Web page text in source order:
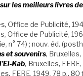
les meilleurs livres
Office de Publicité,
Office de Publicité,
n° 74) ; nouv. éd.
et souvenirs, Bruxelles,
Kab, Bruxelles, FERE,
FERE, 1949, 78 p.,